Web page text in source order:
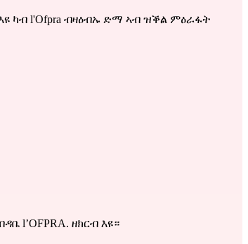
ካብ l'Ofpra ብዛዕብኡ ድማ ኣብ ዝቕል ምዕራፋት
l’OFPRA. ዘክርብ እዩ።